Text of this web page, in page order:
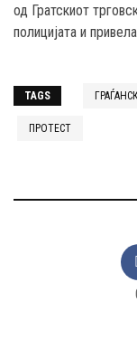
од Гратскиот
полицијата и
TAGS
ПРОТЕСТ